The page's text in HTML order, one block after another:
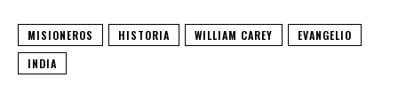
MISIONEROS HISTORIA WILLIAM CAREY
EVANGELIO
INDIA